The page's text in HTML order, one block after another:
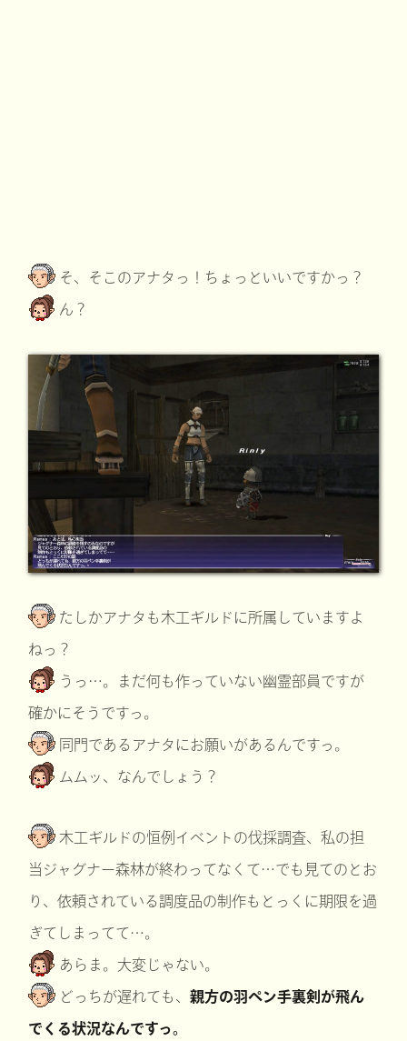
そ、そこのアナタっ！ちょっといいですかっ？
ん？
たしかアナタも木工ギルドに所属していますよ
ねっ？
うっ…。まだ何も作っていない幽霊部員ですが
確かにそうですっ。
同門であるアナタにお願いがあるんですっ。
ムムッ、なんでしょう？
木工ギルドの恒例イベントの伐採調査、私の担
当ジャグナー森林が終わってなくて…でも見てのとお
り、依頼されている調度品の制作もとっくに期限を過
ぎてしまってて…。
あらま。大変じゃない。
どっちが遅れても、親方の羽ペン手裏剣が飛ん
でくる状況なんですっ。